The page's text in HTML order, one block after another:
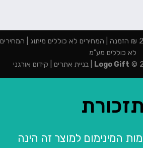
המחירים הינם למינימום 2000 ₪ הזמנה | המחירים לא כוללים מיתוג | המחירים
לא כוללים מע"מ
Logo Gift
|בניית אתרים קידום אורגני
תזכורת
המינימום למוצר זה הינה